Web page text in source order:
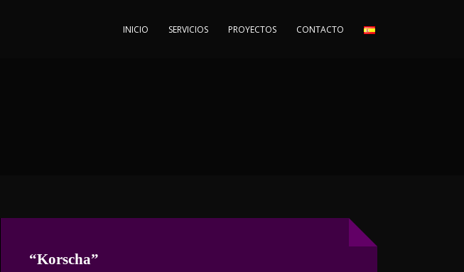
INICIO SERVICIOS PROYECTOS CONTACTO
“Korscha”